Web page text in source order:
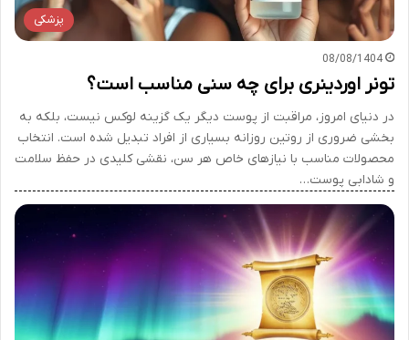
پزشکی
08/08/1404
تونر اوردینری برای چه سنی مناسب است؟
در دنیای امروز، مراقبت از پوست دیگر یک گزینه لوکس نیست، بلکه به
بخشی ضروری از روتین روزانه بسیاری از افراد تبدیل شده است. انتخاب
محصولات مناسب با نیازهای خاص هر سن، نقشی کلیدی در حفظ سلامت
و شادابی پوست…